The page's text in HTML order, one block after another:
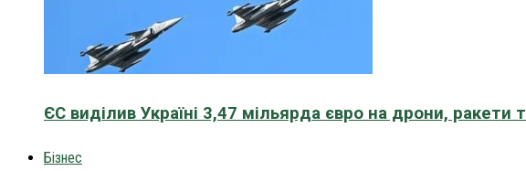
ЄС виділив Україні 3,47 мільярда євро на дрони, ракети
Бізнес